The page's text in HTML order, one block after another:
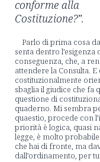
conforme alla
Costituzione?”.
Parlo di prima cosa
senta dentro
conseguenza, che, a
attendere la Consulta.
costituzionalmente
sbaglia il giudice che fa
questione di
quaderno. Mi sembra
quaestio, procede con
priorità è logica, quasi
legge, è molto
che hai di fronte, ma
dall’ordinamento, per